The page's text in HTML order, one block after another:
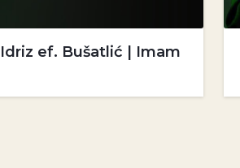
ef. Bušatlić | Imam